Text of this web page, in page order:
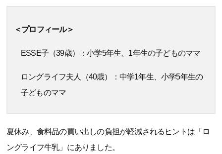
＜プロフィール＞
ESSE子（39歳）：小学5年生、1年生の子どものママ
ロングライフ夫人（40歳）：中学1年生、小学5年生の
子どものママ
夏休み、食料品の買い出しの負担が軽減されるヒントは「ロ
ングライフ牛乳」にありました。